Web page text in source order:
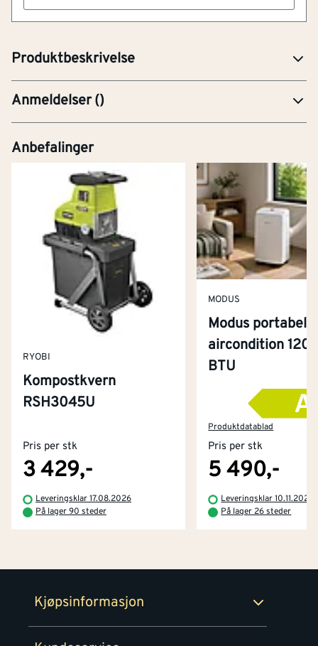
Produktbeskrivelse
Dørstoppere i stål og elektroforzinket til utvendig og
Anmeldelser()
Anbefalinger
RYOBI
Kompostkvern
RSH3045U
Pris per stk
3 429,-
Leveringsklar 17.08.2026
På lager 90 steder
MODUS
Modus portabel
aircondition
BTU
Produktdatablad
Pris per stk
5 490,-
Leveringsklar 10.11.2026
På lager 26 steder
Kjøpsinformasjon
Kjøpsbetingelser
Retur- og angrerettsskjema
Tjenester
Montér Klubb
Byggevarehus og åpningstider
Prismatch
Personvern